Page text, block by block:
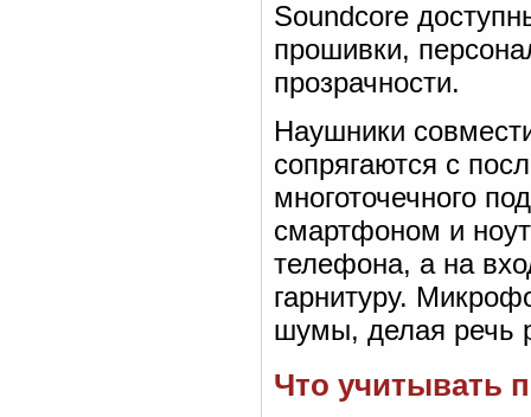
Soundcore
прошивки,
прозрачности.
Наушники
сопрягаются с
многоточечного
смартфоном и
телефона, а на
гарнитуру.
шумы, делая речь
Что учитывать